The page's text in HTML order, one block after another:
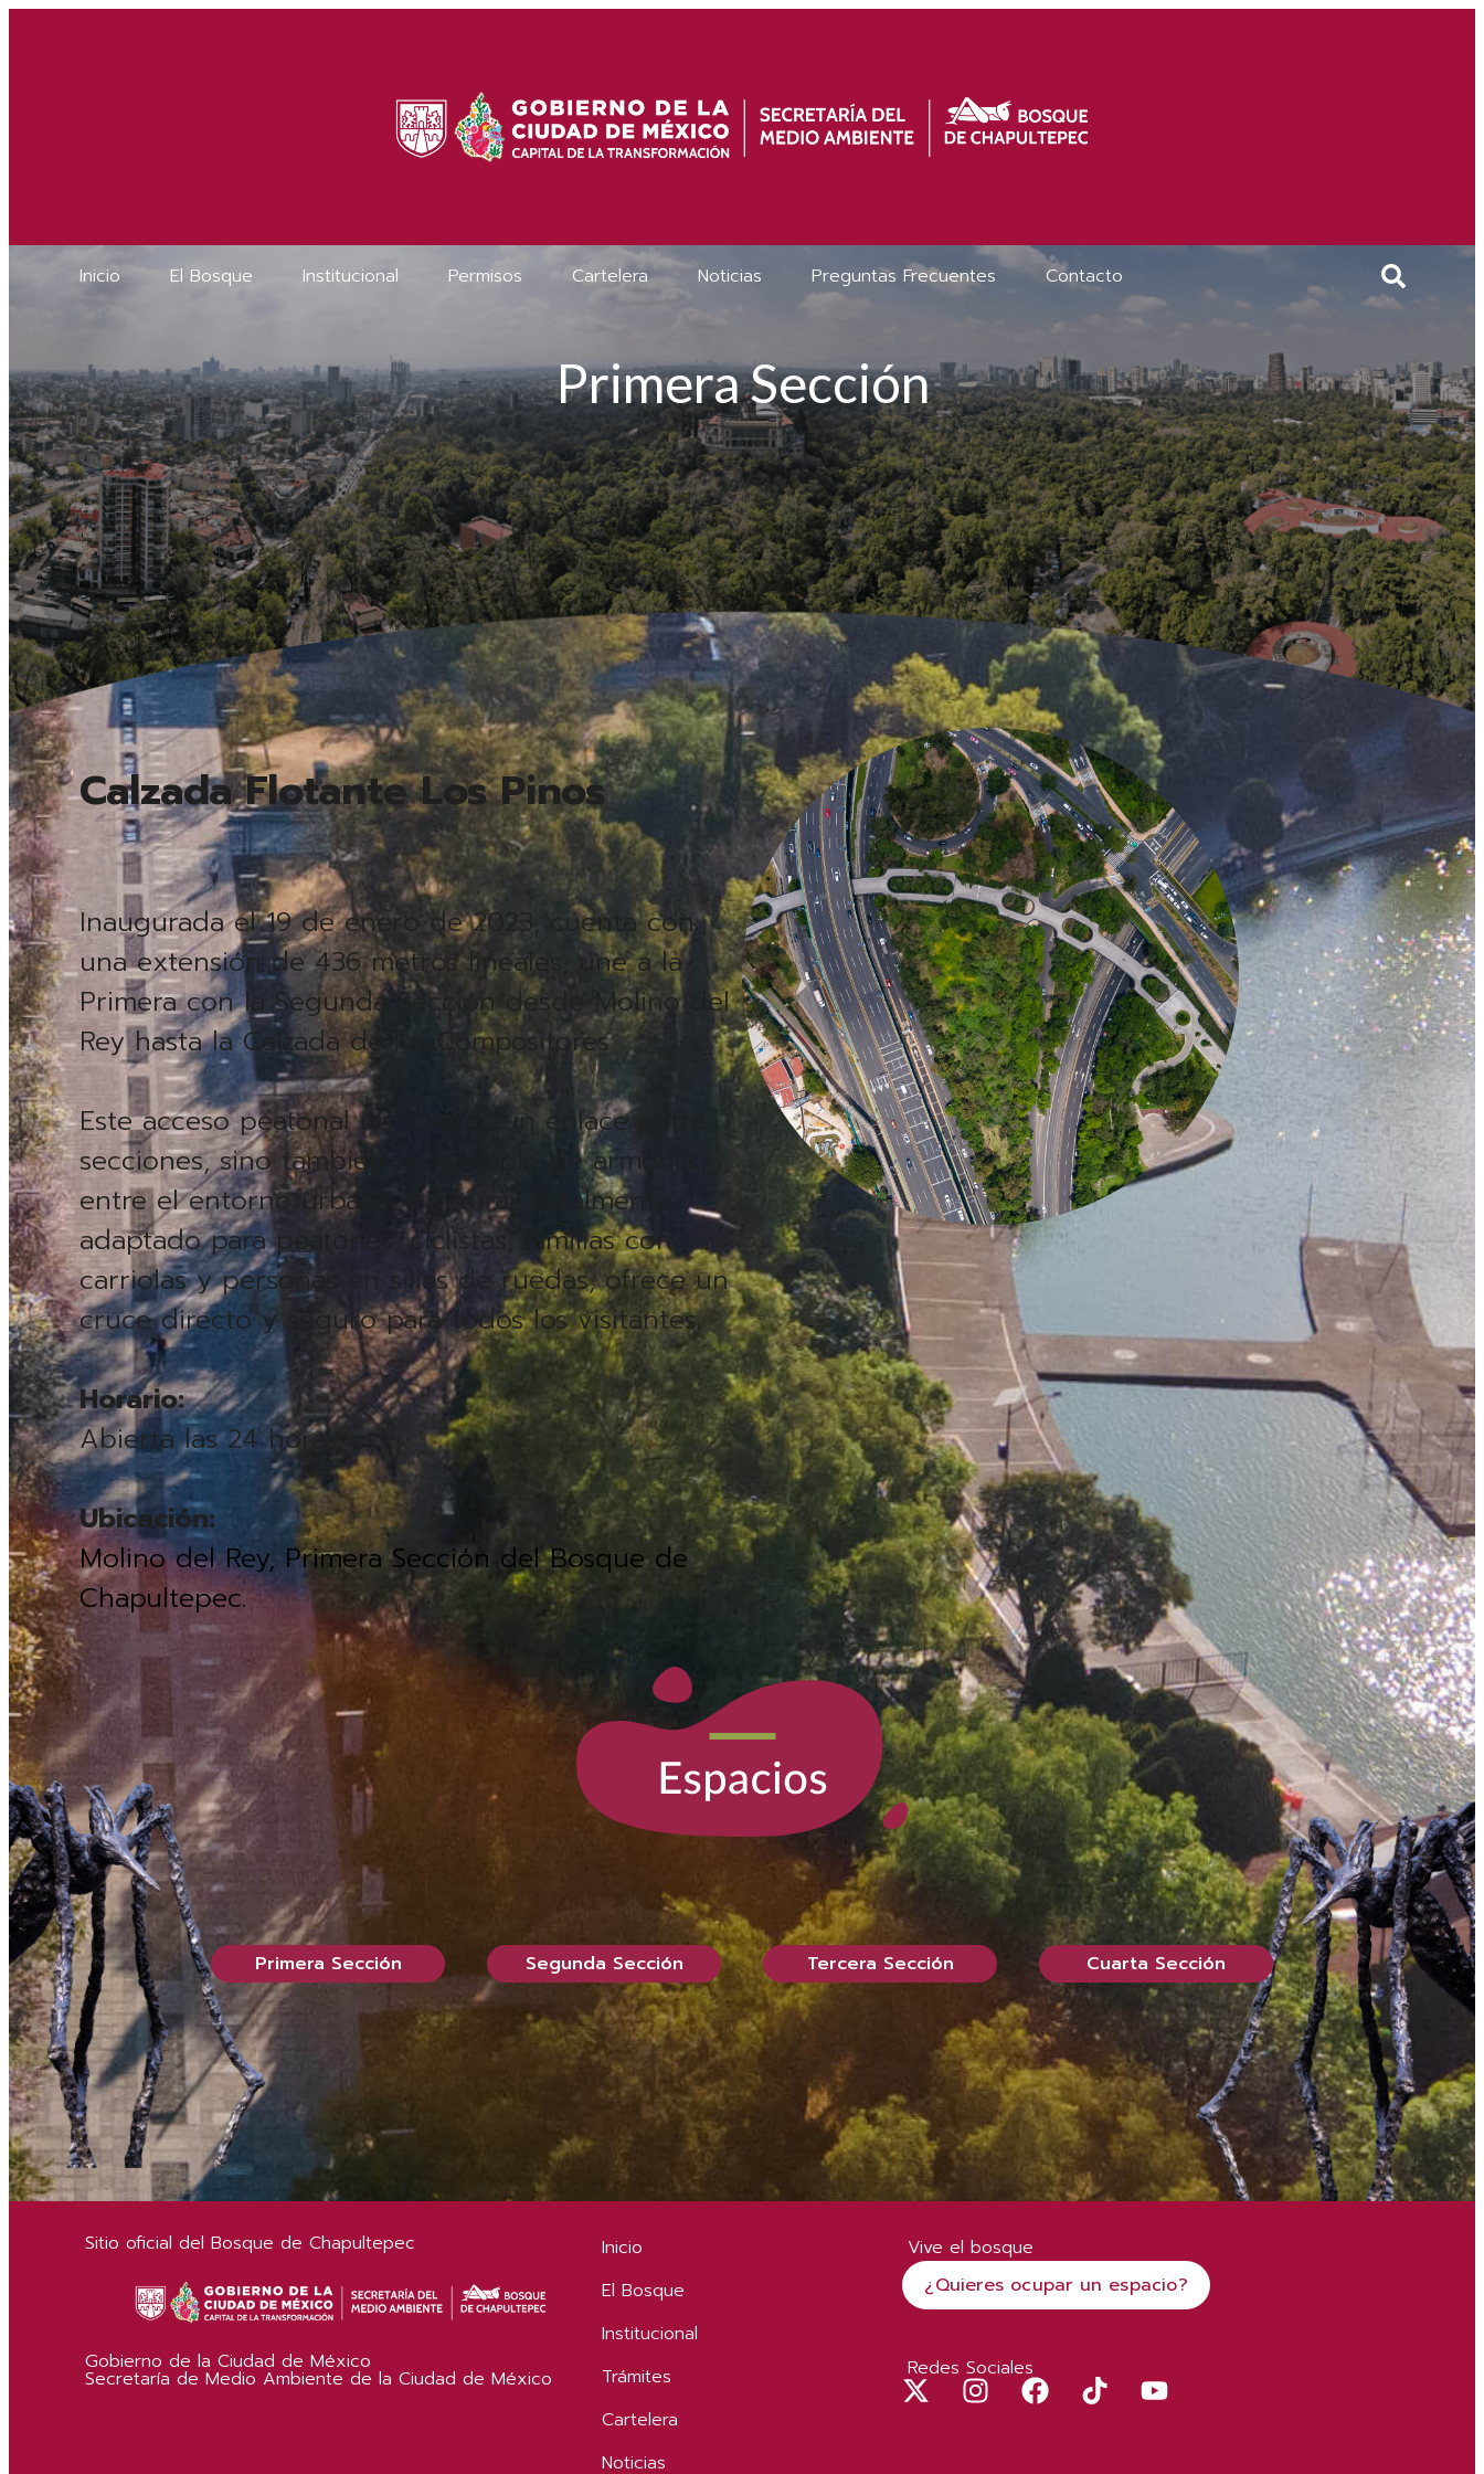
Inicio El Bosque Institucional Permisos Cartelera Noticias Preguntas Frecuentes Contacto
Primera Sección
Calzada FlotanteLos Pinos
Inaugurada el 19 de enero de 2023, cuenta con
una extensión de 436 metros lineales, une a la
Primera con la Segunda Sección desde Molino del
Rey hasta la Calzada de los Compositores.
Este acceso peatonal no solo es un enlace entre
secciones, sino también un ejemplo de armonía
entre el entorno urbano y natural. Totalmente
adaptado para peatones, ciclistas, familias con
carriolas y personas en sillas de ruedas, ofrece un
cruce directo y seguro para todos los visitantes.
Horario:
Abierta las 24 horas
Ubicación:
Molino del Rey, Primera Sección del Bosque de
Chapultepec.
Primera Sección Segunda Sección Tercera Sección Cuarta Sección
Sitio oficial del Bosque de Chapultepec
Gobierno de la Ciudad de México
Secretaría de Medio Ambiente de la Ciudad de México
Inicio
El Bosque
Institucional
Trámites
Cartelera
Noticias
Vive el bosque
¿Quieres ocupar un espacio?
Redes Sociales